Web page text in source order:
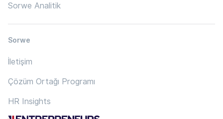
Sorwe Analitik
Sorwe
İletişim
Çözüm Ortağı Programı
HR Insights